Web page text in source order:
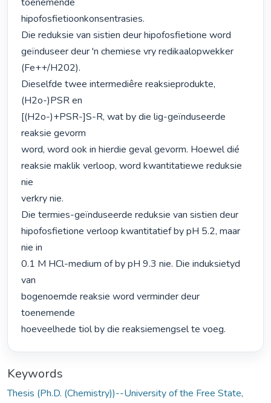
hipofosfietioonkonsentrasies.
Die reduksie van sistien deur hipofosfietione word
geïnduseer deur 'n chemiese vry redikaalopwekker
(Fe++/H202).
Dieselfde twee intermediêre reaksieprodukte,
(H2o-)PSR en
[(H2o-)+PSR-]S-R, wat by die lig-geïnduseerde
reaksie gevorm
word, word ook in hierdie geval gevorm. Hoewel dié
reaksie maklik verloop, word kwantitatiewe reduksie
nie
verkry nie.
Die termies-geïnduseerde reduksie van sistien deur
hipofosfietione verloop kwantitatief by pH 5.2, maar
nie in
0.1 M HCl-medium of by pH 9.3 nie. Die induksietyd
van
bogenoemde reaksie word verminder deur
toenemende
hoeveelhede tiol by die reaksiemengsel te voeg.
Keywords
Thesis (Ph.D. (Chemistry))--University of the Free State,